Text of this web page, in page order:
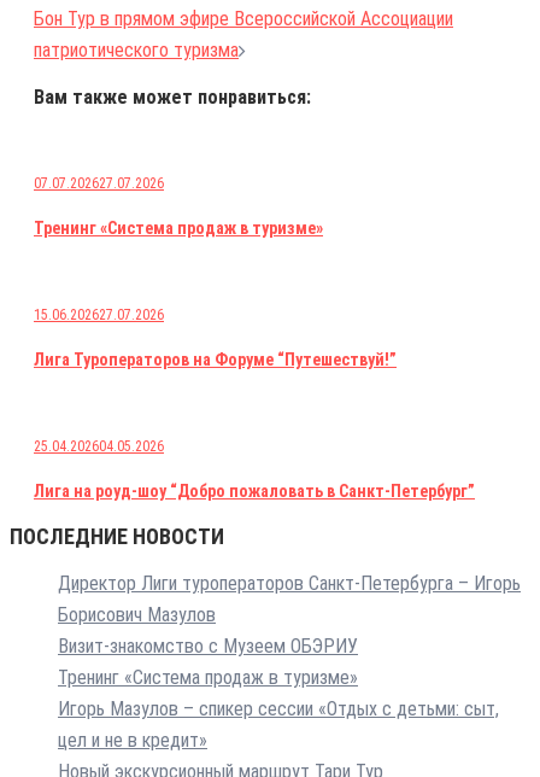
Бон Тур в прямом эфире Всероссийской Ассоциации
патриотического туризма
Вам также может понравиться:
07.07.202627.07.2026
Тренинг «Система продаж в туризме»
15.06.202627.07.2026
Лига Туроператоров на Форуме “Путешествуй!”
25.04.202604.05.2026
Лига на роуд-шоу “Добро пожаловать в Санкт-Петербург”
ПОСЛЕДНИЕ НОВОСТИ
Директор Лиги туроператоров Санкт-Петербурга – Игорь
Борисович Мазулов
Визит-знакомство с Музеем ОБЭРИУ
Тренинг «Система продаж в туризме»
Игорь Мазулов – спикер сессии «Отдых с детьми: сыт,
цел и не в кредит»
Новый экскурсионный маршрут Тари Тур